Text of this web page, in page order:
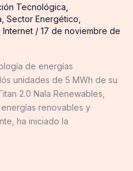
Tecnológica,
, Sector Energético,
Internet / 17 de noviembre de
de energías
unidades de 5 MWh de su
2.0 Nala Renewables,
renovables y
ha iniciado la